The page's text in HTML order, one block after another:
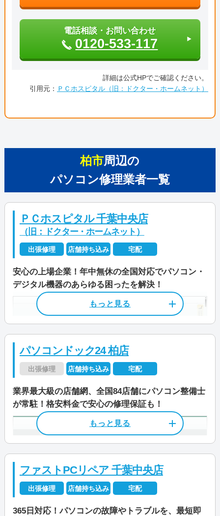
電話相談・お問い合わせ
0120-533-117
詳細は公式HPでご確認ください。
引用元： ＰＣホスピタル（旧：ドクター・ホームネット）
柏市周辺の
パソコン修理業者一覧
ＰＣホスピタル 千葉中央店
（旧：ドクター・ホームネット）
出張修理 店舗持ち込み 宅配
安心の上場企業！年中無休の全国対応でパソコン・
デジタル機器のあらゆる困ったを解決！
店舗住所
〒 260-0027
ル1F
JR「千葉」駅から徒歩9分
京成電鉄「千葉中央」駅から徒歩6分
営業時間 9:00～18:00
パソコンドック24 柏店
出張修理 店舗持ち込み 宅配
業界最大級の店舗網、全国84店舗にパソコン整備士
が常駐！格安料金で安心の修理保証も！
ファストPCリペア 千葉中央店
出張修理 店舗持ち込み 宅配
365日対応！パソコンの故障やトラブルを、最短即